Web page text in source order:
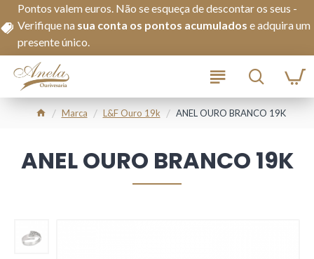
Pontos valem euros. Não se esqueça de descontar os seus -
Verifique na sua conta os pontos acumulados e adquira um
presente único.
Marca L&f Ouro 19k ANEL OURO BRANCO 19K
ANEL OURO BRANCO 19K